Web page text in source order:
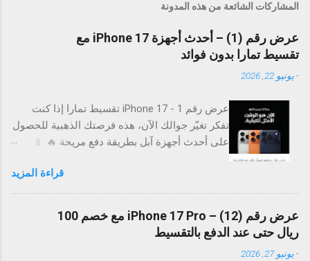
المشاركات الشائعة من هذه المدونة
عرض رقم (1) – أحدث أجهزة iPhone 17 مع
تقسيط تمارا بدون فوائد
-يونيو 22, 2026
عرض رقم 1 - iPhone 17 تقسيط تمارا إذا كنت
تفكر تغيّر جوالك الآن، هذه فرصتك الذهبية للحصول
على أحدث أجهزة آبل بطريقة دفع مريحة 🔥 📱
17 Pro iPhone 17 Pro Max 💳 تقسيط بدون فوائد
مع تمارا تقدر تقسط على 12 دفعة مريحة بدون أي
فوائد. بدون فوائد ❌ بدون ضغط مالي 😌 استلام
سريع 🚀 ⏳ عرض رقم (1) – موقت ⚠️ العرض متاح
لفترة محدودة وقد ينتهي في أي وقت لا تفوت
قراءة المزيد
عرض رقم (12) – iPhone 17 Pro مع خصم 100
ريال حتى عند الدفع بالتقسيط
-يونيو 27, 2026